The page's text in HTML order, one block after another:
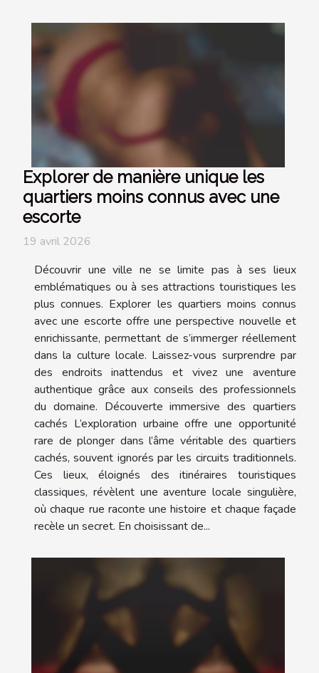
Explorer de manière unique les
quartiers moins connus avec une
escorte
19 avril 2026
Découvrir une ville ne se limite pas à ses lieux
emblématiques ou à ses attractions touristiques les
plus connues. Explorer les quartiers moins connus
avec une escorte offre une perspective nouvelle et
enrichissante, permettant de s’immerger réellement
dans la culture locale. Laissez-vous surprendre par
des endroits inattendus et vivez une aventure
authentique grâce aux conseils des professionnels
du domaine. Découverte immersive des quartiers
cachés L’exploration urbaine offre une opportunité
rare de plonger dans l’âme véritable des quartiers
cachés, souvent ignorés par les circuits traditionnels.
Ces lieux, éloignés des itinéraires touristiques
classiques, révèlent une aventure locale singulière,
où chaque rue raconte une histoire et chaque façade
recèle un secret. En choisissant de...